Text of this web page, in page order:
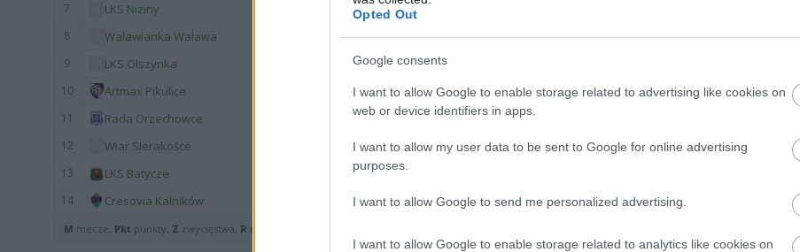
Opted Out
Google consents
I want to allow Google to enable storage related to advertising like cookies on
web or device identifiers in apps.
I want to allow my user data to be sent to Google for online advertising
purposes.
I want to allow Google to send me personalized advertising.
I want to allow Google to enable storage related to analytics like cookies on
7 LKS Niziny
8 Walawianka Walawa 26 37 10 7 9 59-59
9 LKS Olszynka
10 Artmax Pikulice 26 27 8 3 15 38-81
11 Rada Orzechowce
12 Wiar Sierakośce 26 20 5 5 16 35-68
13 LKS Batycze
14 Cresovia Kalników 26 7 27-140
M mecze, Pkt punkty, Z zwycięstwa, R remisy,